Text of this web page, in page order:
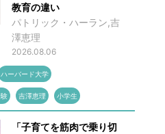
教育の違い
パトリック・ハーラン,吉
澤恵理
2026.08.06
ハーバード大学
吉澤恵理 小学生
「子育てを筋肉で乗り切